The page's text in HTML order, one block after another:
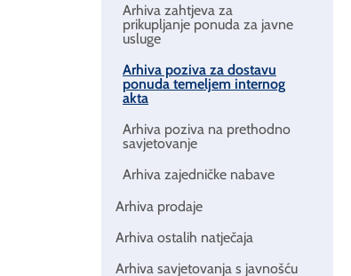
Arhiva zahtjeva za
prikupljanje ponuda za javne
usluge
Arhiva poziva za dostavu
ponuda temeljem internog
akta
Arhiva poziva na prethodno
savjetovanje
Arhiva zajedničke nabave
Arhiva prodaje
Arhiva ostalih natječaja
Arhiva savjetovanja s javnošću